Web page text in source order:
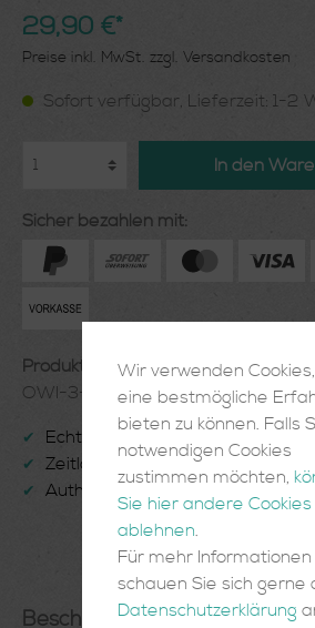
29,90 €*
Preise inkl. MwSt. zzgl. Versandkosten
Sofort verfügbar, Lieferzeit: 1-2
In den
Sicher bezahlen mit:
Produktnummer:
OWI-3-05-24
✔ Echte Handarbeit
✔ Zeitlose Einrichtungsgegenstände
✔ Authentisch und Einzigartig
Beschreibung
Wir verwenden
eine bestmögliche
bieten zu können. Falls
notwendigen Cookies
zustimmen möchten,
Sie hier andere Cookies
ablehnen.
Für mehr Informationen
schauen Sie sich gerne
Datenschutzerklärung